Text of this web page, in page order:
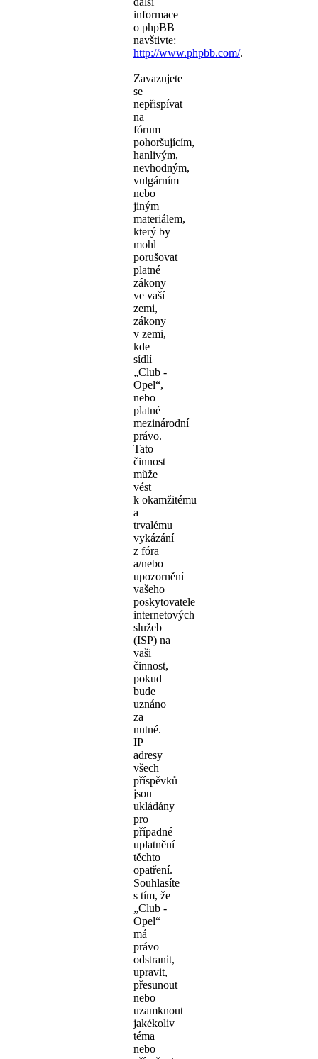
informace
o phpBB
navštivte:
http://www.phpbb.com/.
Zavazujete
se
nepřispívat
na
fórum
pohoršujícím,
hanlivým,
nevhodným,
vulgárním
nebo
jiným
materiálem,
který by
mohl
porušovat
platné
zákony
ve vaší
zemi,
zákony
v zemi,
kde
sídlí
„Club -
Opel“,
nebo
platné
mezinárodní
právo.
Tato
činnost
může
vést
k okamžitému
a
trvalému
vykázání
z fóra
a/nebo
upozornění
vašeho
poskytovatele
internetových
služeb
(ISP) na
vaši
činnost,
pokud
bude
uznáno
za
nutné.
IP
adresy
všech
příspěvků
jsou
ukládány
pro
případné
uplatnění
těchto
opatření.
Souhlasíte
s tím, že
„Club -
Opel“
má
právo
odstranit,
upravit,
přesunout
nebo
uzamknout
jakékoliv
téma
nebo